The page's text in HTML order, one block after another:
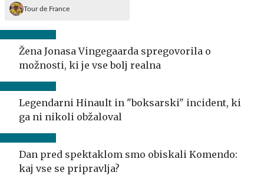
Tour de France
Žena Jonasa Vingegaarda spregovorila o
možnosti, ki je vse bolj realna
Legendarni Hinault in "boksarski" incident, ki
ga ni nikoli obžaloval
Dan pred spektaklom smo obiskali Komendo:
kaj vse se pripravlja?